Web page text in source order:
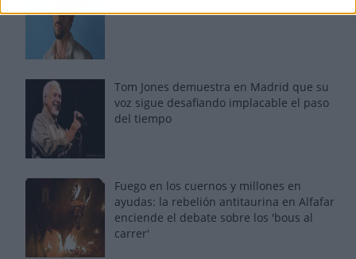
Tom Jones demuestra en Madrid que su
voz sigue desafiando implacable el paso
del tiempo
Fuego en los cuernos y millones en
ayudas: la rebelión antitaurina en Alfafar
enciende el debate sobre los 'bous al
carrer'